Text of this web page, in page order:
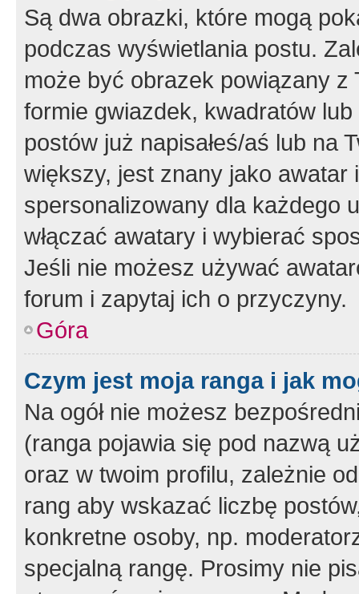
Są dwa obrazki, które mogą
podczas wyświetlania postu.
może być obrazek powiązany z
formie gwiazdek, kwadratów
postów już napisałeś/aś lub na
większy, jest znany jako
spersonalizowany dla każdego
włączać awatary i wybierać
Jeśli nie możesz używać
forum i zapytaj ich o przyczyny.
Góra
Czym jest moja ranga i jak
Na ogół nie możesz
(ranga pojawia się pod nazwą
oraz w twoim profilu, zależnie
rang aby wskazać liczbę
konkretne osoby, np.
specjalną rangę. Prosimy nie